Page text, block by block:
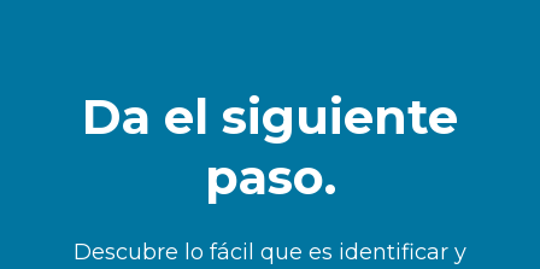
Da el siguiente
paso.
Descubre lo fácil que es identificar y